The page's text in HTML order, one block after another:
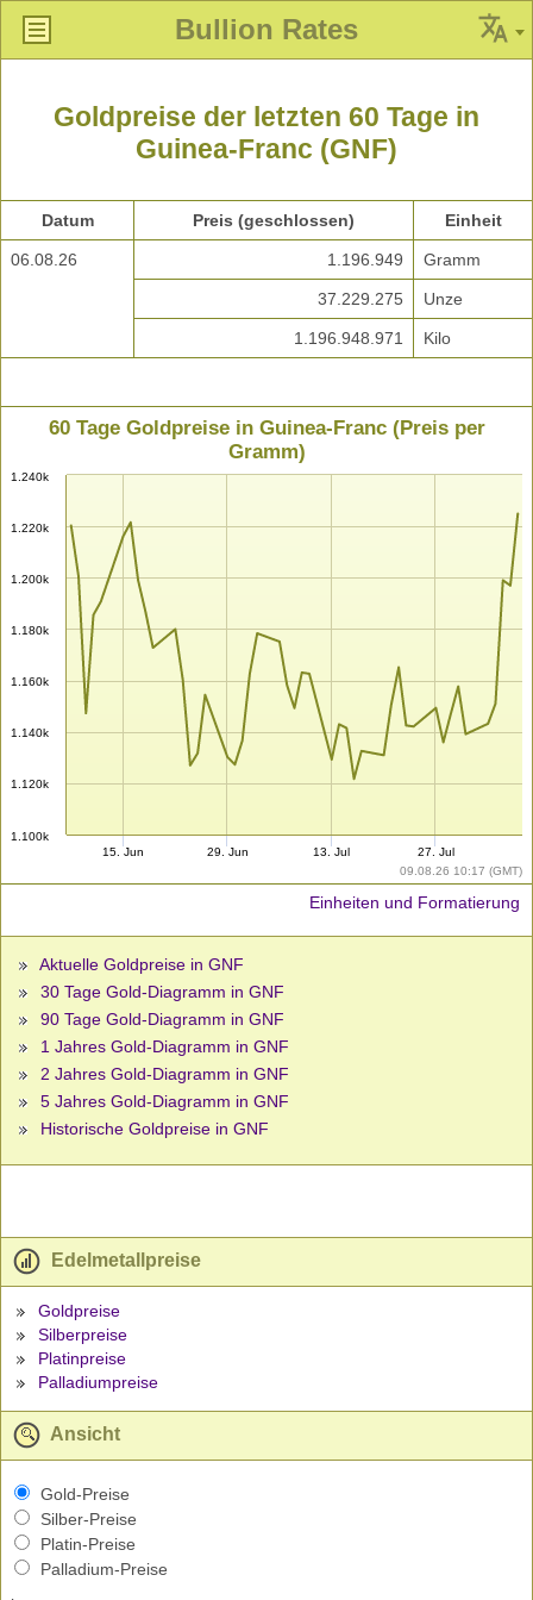
Bullion Rates
Goldpreise der letzten 60 Tage in
Guinea-Franc (GNF)
Datum Preis (geschlossen) Einheit
06.08.26 1.196.949 Gramm
37.229.275 Unze
1.196.948.971 Kilo
09.08.26 10:17 (GMT)
60 Tage Goldpreise in Guinea-Franc (Preis per
Gramm)
1.100k
1.120k
1.140k
1.160k
1.180k
1.200k
1.220k
1.240k
15. Jun 29. Jun 13. Jul 27. Jul
Einheiten und Formatierung
Aktuelle Goldpreise in GNF
30 Tage Gold-Diagramm in GNF
90 Tage Gold-Diagramm in GNF
1 Jahres Gold-Diagramm in GNF
2 Jahres Gold-Diagramm in GNF
5 Jahres Gold-Diagramm in GNF
Historische Goldpreise in GNF
Edelmetallpreise
Goldpreise
Silberpreise
Platinpreise
Palladiumpreise
Ansicht
Gold-Preise
Silber-Preise
Platin-Preise
Palladium-Preise